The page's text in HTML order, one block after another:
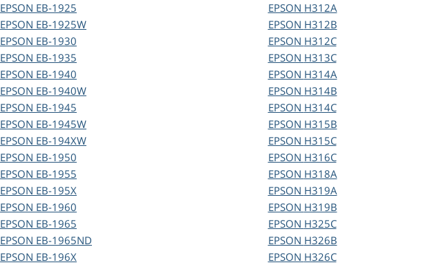
EPSON EB-1925
EPSON EB-1925W
EPSON EB-1930
EPSON EB-1935
EPSON EB-1940
EPSON EB-1940W
EPSON EB-1945
EPSON EB-1945W
EPSON EB-194XW
EPSON EB-1950
EPSON EB-1955
EPSON EB-195X
EPSON EB-1960
EPSON EB-1965
EPSON EB-1965ND
EPSON EB-196X
EPSON H312A
EPSON H312B
EPSON H312C
EPSON H313C
EPSON H314A
EPSON H314B
EPSON H314C
EPSON H315B
EPSON H315C
EPSON H316C
EPSON H318A
EPSON H319A
EPSON H319B
EPSON H325C
EPSON H326B
EPSON H326C